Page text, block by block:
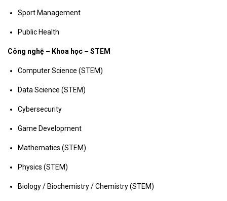
Sport Management
Public Health
Công nghệ – Khoa học – STEM
Computer Science (STEM)
Data Science (STEM)
Cybersecurity
Game Development
Mathematics (STEM)
Physics (STEM)
Biology / Biochemistry / Chemistry (STEM)